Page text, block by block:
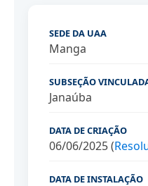
SEDE DA UAA
Manga
SUBSEÇÃO
Janaúba
DATA DE CRIAÇÃO
06/06/2025 (
DATA DE INSTALAÇÃO